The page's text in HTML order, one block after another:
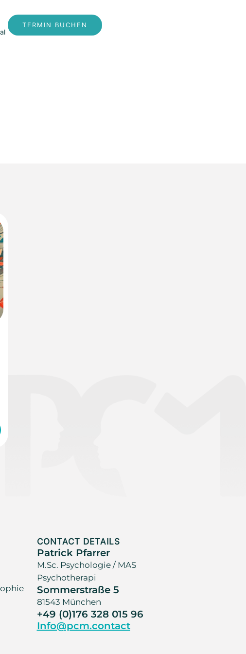
TERMIN BUCHEN
CONTACT DETAILS
Patrick Pfarrer
M.Sc. Psychologie / MAS
Psychotherapi
Sommerstraße 5
81543 München
+49 (0)176 328 015 96
Info@pcm.contact